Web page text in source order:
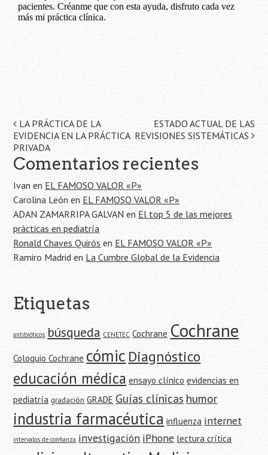
Navegación
de
la
entrada
LA PRÁCTICA DE LA
EVIDENCIA EN LA PRÁCTICA
PRIVADA
ESTADO ACTUAL DE LAS
REVISIONES SISTEMÁTICAS
Comentarios recientes
Ivan en EL FAMOSO VALOR «P»
Carolina León enEL FAMOSO VALOR «P»
ADAN ZAMARRIPA GALVAN en El top 5 de las mejores
prácticas en pediatría
Ronald Chaves Quirós en EL FAMOSO VALOR «P»
Ramiro Madrid en La Cumbre Global de la Evidencia
Etiquetas
antibióticos búsqueda CENETEC Cochrane Cochrane
Coloquio Cochrane cómic Diagnóstico
educación médica ensayo clínico evidencias en
pediatría gradación GRADE Guías clínicas humor
industria farmacéutica influenza internet
intervalos de confianza investigación iPhone lectura crítica